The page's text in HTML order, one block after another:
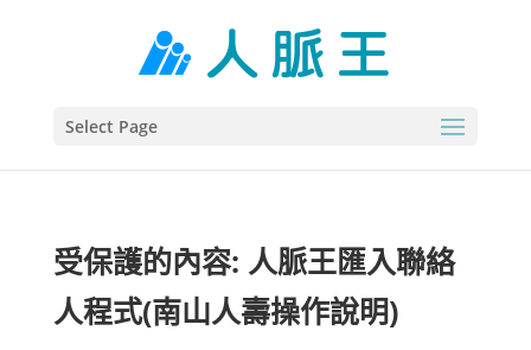
Select Page
受保護的內容: 人脈王匯入聯絡
人程式(南山人壽操作說明)